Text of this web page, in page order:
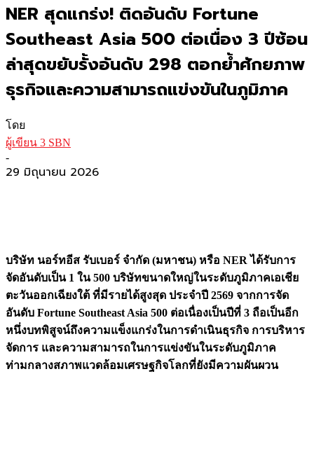
NER สุดแกร่ง! ติดอันดับ Fortune
Southeast Asia 500 ต่อเนื่อง 3 ปีซ้อน
ล่าสุดขยับรั้งอันดับ 298 ตอกย้ำศักยภาพ
ธุรกิจและความสามารถแข่งขันในภูมิภาค
โดย
ผู้เขียน 3 SBN
-
29 มิถุนายน 2026
บริษัท นอร์ทอีส รับเบอร์ จำกัด (มหาชน) หรือ NER ได้รับการ
จัดอันดับเป็น 1 ใน 500 บริษัทขนาดใหญ่ในระดับภูมิภาคเอเชีย
ตะวันออกเฉียงใต้ ที่มีรายได้สูงสุด ประจำปี 2569 จากการจัด
อันดับ Fortune Southeast Asia 500 ต่อเนื่องเป็นปีที่ 3 ถือเป็นอีก
หนึ่งบทพิสูจน์ถึงความแข็งแกร่งในการดำเนินธุรกิจ การบริหาร
จัดการ และความสามารถในการแข่งขันในระดับภูมิภาค
ท่ามกลางสภาพแวดล้อมเศรษฐกิจโลกที่ยังมีความผันผวน